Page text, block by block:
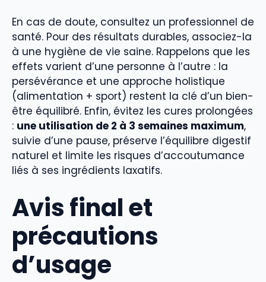
En cas de doute, consultez un professionnel de
santé. Pour des résultats durables, associez-la
à une hygiène de vie saine. Rappelons que les
effets varient d’une personne à l’autre : la
persévérance et une approche holistique
(alimentation + sport) restent la clé d’un bien-
être équilibré. Enfin, évitez les cures prolongées
: une utilisation de 2 à 3 semaines maximum,
suivie d’une pause, préserve l’équilibre digestif
naturel et limite les risques d’accoutumance
liés à ses ingrédients laxatifs.
Avis final et
précautions
d’usage